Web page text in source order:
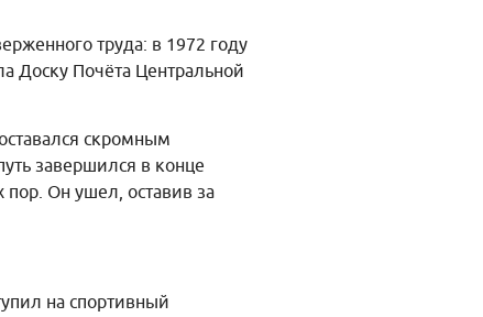
труда: в 1972 году
Доску Почёта Центральной
скромным
завершился в конце
Он ушел, оставив за
на спортивный